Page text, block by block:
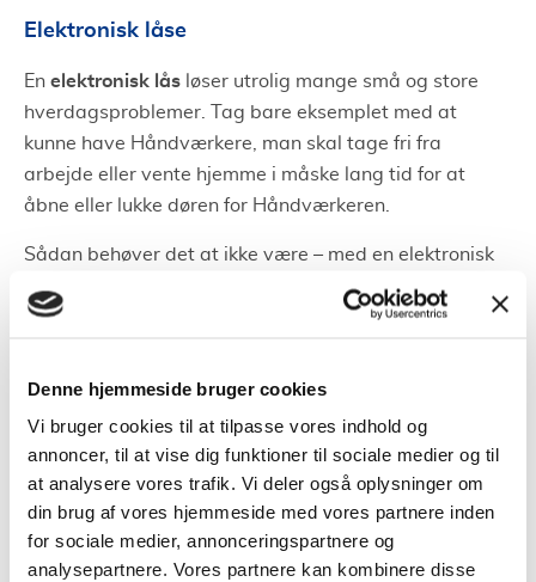
Denne hjemmeside bruger cookies
Vi bruger cookies til at tilpasse vores indhold og
annoncer, til at vise dig funktioner til sociale medier og til
at analysere vores trafik. Vi deler også oplysninger om
din brug af vores hjemmeside med vores partnere inden
for sociale medier, annonceringspartnere og
analysepartnere. Vores partnere kan kombinere disse
Elektronisk låse
En elektronisk lås løser utrolig mange små og store
hverdagsproblemer. Tag bare eksemplet med at
kunne have Håndværkere, man skal tage fri fra
arbejde eller vente hjemme i måske lang tid for at
åbne eller lukke døren for Håndværkeren.
Sådan behøver det at ikke være – med en elektronisk
lås kan du åbne og løse døren når- og hvor som helst.
Med ét kan du give Håndværkeren eller andre adgang
via en app på telefonen.
Hoveddør med kodelås
Det at have enhoveddør med kodelåssikre at du føler
dig mere tryggere, desuden bliver alt faktisk mere
enklere. Det er slut med at stress hjem fra arbejdet
fordi en af børnene har glemt sin nøgle og står og